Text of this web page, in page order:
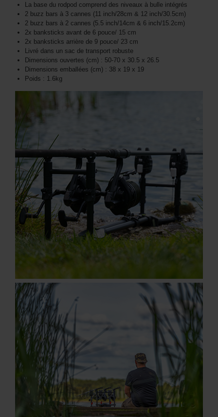
La base du rodpod comprend des niveaux à bulle intégrés
2 buzz bars à 3 cannes (11 inch/28cm & 12 inch/30.5cm)
2 buzz bars à 2 cannes (5.5 inch/14cm & 6 inch/15.2cm)
2x banksticks avant de 6 pouce/ 15 cm
2x banksticks arrière de 9 pouce/ 23 cm
Livré dans un sac de transport robuste
Dimensions ouvertes (cm) : 50-70 x 30.5 x 26.5
Dimensions emballées (cm) : 38 x 19 x 19
Poids : 1.6kg